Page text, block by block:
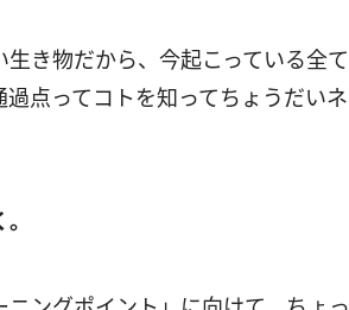
き物だから、今起こっている全て
点ってコトを知ってちょうだいネ